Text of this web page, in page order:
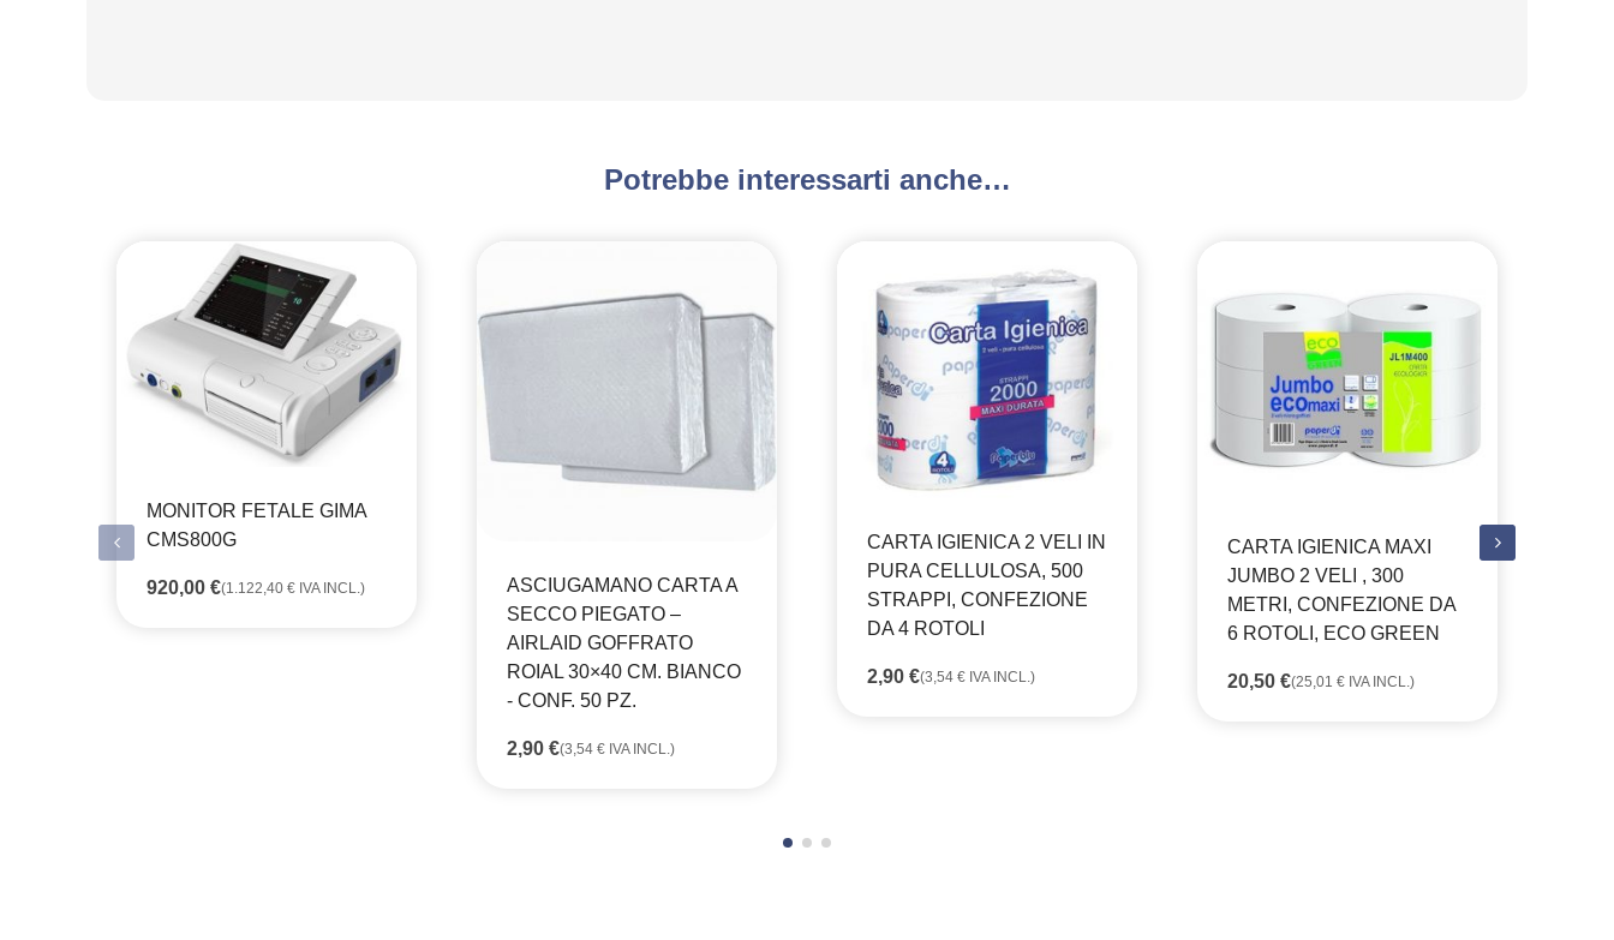
Potrebbe interessarti anche…
MONITOR FETALE GIMA
CMS800G
920,00 €(1.122,40 € IVA INCL.)
ASCIUGAMANO CARTA A
SECCO PIEGATO –
AIRLAID GOFFRATO
ROIAL 30×40 CM. BIANCO
- CONF. 50 PZ.
2,90 €(3,54 € IVA INCL.)
CARTA IGIENICA 2 VELI IN
PURA CELLULOSA, 500
STRAPPI, CONFEZIONE
DA 4 ROTOLI
2,90 €(3,54 € IVA INCL.)
CARTA IGIENICA MAXI
JUMBO 2 VELI , 300
METRI, CONFEZIONE DA
6 ROTOLI, ECO GREEN
20,50 €(25,01 € IVA INCL.)